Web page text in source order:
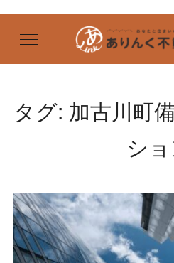
タグ: 加古川町
シ